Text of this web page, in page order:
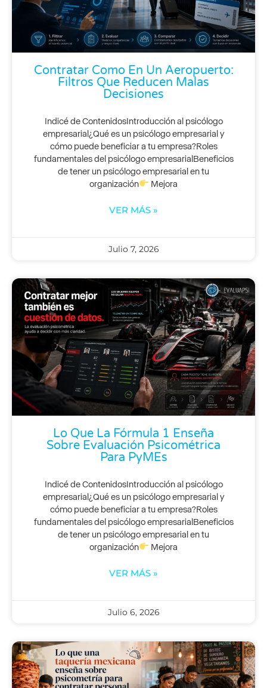
Contratar Como En Un Aeropuerto:
Filtros Que Reducen Malas
Decisiones
Indicé de ContenidosIntroducción al psicólogo
empresarial¿Qué es un psicólogo empresarial y
cómo puede beneficiar a tu empresa?Roles
fundamentales del psicólogo empresarialBeneficios
de tener un psicólogo empresarial en tu
organización
Mejora
VER MÁS »
Julio 7, 2026
Lo Que La Fórmula 1 Enseña
Sobre Evaluación Psicométrica
Para PyMEs
Indicé de ContenidosIntroducción al psicólogo
empresarial¿Qué es un psicólogo empresarial y
cómo puede beneficiar a tu empresa?Roles
fundamentales del psicólogo empresarialBeneficios
de tener un psicólogo empresarial en tu
organización
Mejora
VER MÁS »
Julio 6, 2026